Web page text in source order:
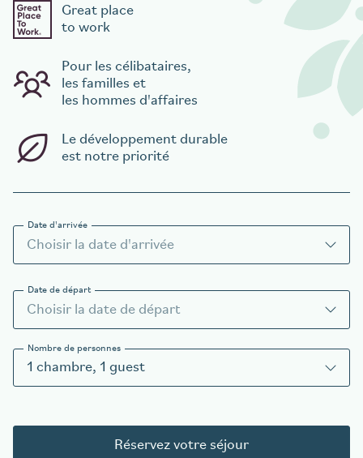
Great place
to work
Pour les célibataires,
les familles et
les hommes d'affaires
Le développement durable
est notre priorité
Date d'arrivée
Date de départ
Nombre de personnes
1 chambre, 1 guest
Réservez votre séjour